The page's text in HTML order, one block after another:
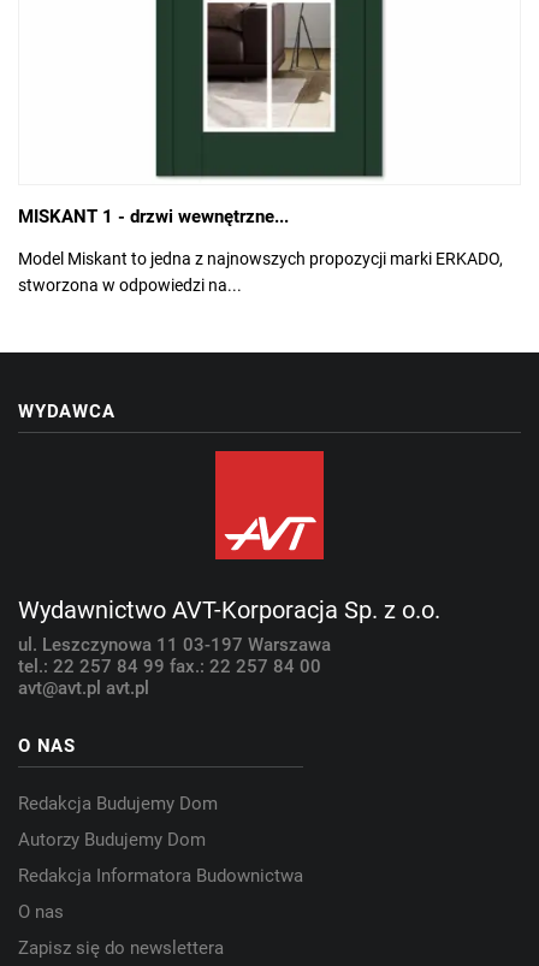
MISKANT 1 - drzwi wewnętrzne...
Model Miskant to jedna z najnowszych propozycji marki ERKADO,
stworzona w odpowiedzi na...
WYDAWCA
Wydawnictwo AVT-Korporacja Sp. z o.o.
ul. Leszczynowa 11 03-197 Warszawa
tel.: 22 257 84 99 fax.: 22 257 84 00
avt@avt.pl avt.pl
O NAS
Redakcja Budujemy Dom
Autorzy Budujemy Dom
Redakcja Informatora Budownictwa
O nas
Zapisz się do newslettera